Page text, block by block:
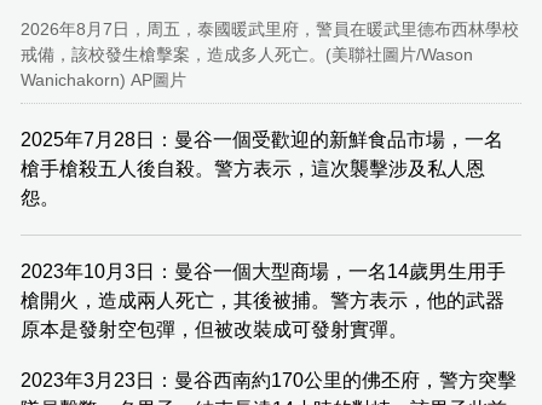
2026年8月7日，周五，泰國暖武里府，警員在暖武里德布西林學校
戒備，該校發生槍擊案，造成多人死亡。(美聯社圖片/Wason
Wanichakorn) AP圖片
2025年7月28日：曼谷一個受歡迎的新鮮食品市場，一名
槍手槍殺五人後自殺。警方表示，這次襲擊涉及私人恩
怨。
2023年10月3日：曼谷一個大型商場，一名14歲男生用手
槍開火，造成兩人死亡，其後被捕。警方表示，他的武器
原本是發射空包彈，但被改裝成可發射實彈。
2023年3月23日：曼谷西南約170公里的佛丕府，警方突擊